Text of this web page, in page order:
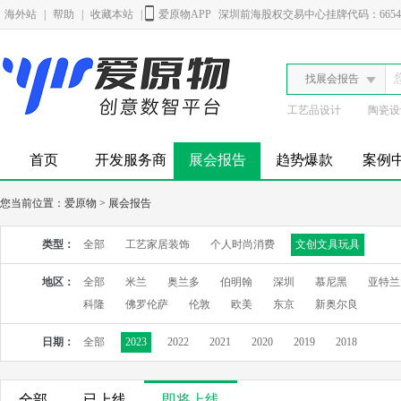
海外站 帮助 收藏本站 爱原物APP 深圳前海股权交易中心挂牌代码：
找展会报告
工艺品设计 陶瓷
首页 开发服务商 展会报告 趋势爆款 案例
您当前位置： 爱原物 > 展会报告
类型： 全部 工艺家居装饰 个人时尚消费 文创文具玩具
地区： 全部 米兰 奥兰多 伯明翰 深圳 慕尼黑
亚特
科隆
佛罗伦萨 伦敦 欧美 东京 新奥尔良
日期： 全部 2023 2022 2021 2020 2019 2018